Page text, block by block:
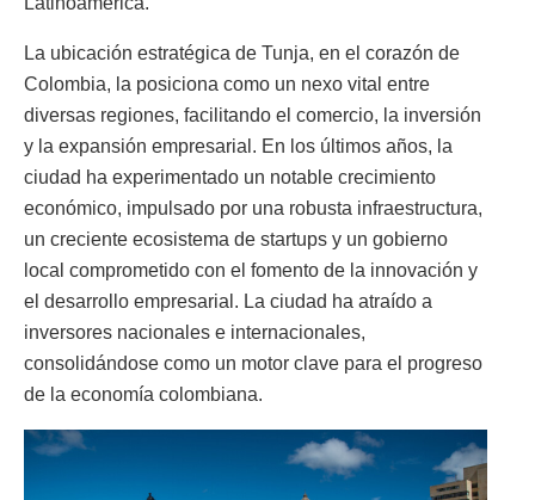
La ubicación estratégica de Tunja, en el corazón de
Colombia, la posiciona como un nexo vital entre
diversas regiones, facilitando el comercio, la inversión
y la expansión empresarial. En los últimos años, la
ciudad ha experimentado un notable crecimiento
económico, impulsado por una robusta infraestructura,
un creciente ecosistema de startups y un gobierno
local comprometido con el fomento de la innovación y
el desarrollo empresarial. La ciudad ha atraído a
inversores nacionales e internacionales,
consolidándose como un motor clave para el progreso
de la economía colombiana.